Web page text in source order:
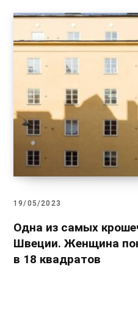
19/05/2023
Одна из самых
Швеции. Женщина
в 18 квадратов